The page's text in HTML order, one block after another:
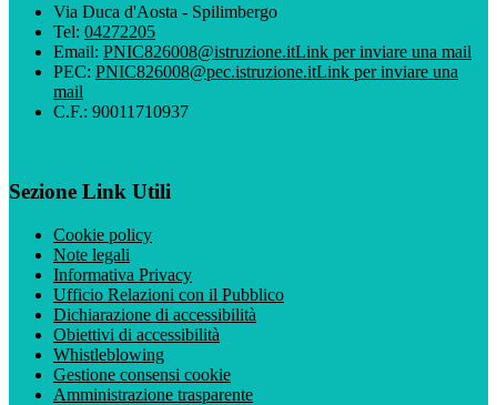
Via Duca d'Aosta - Spilimbergo
Tel: 04272205
Email: PNIC826008@istruzione.itLink per inviare una mail
PEC: PNIC826008@pec.istruzione.itLink per inviare una
mail
C.F.: 90011710937
Sezione Link Utili
Cookie policy
Note legali
Informativa Privacy
Ufficio Relazioni con il Pubblico
Dichiarazione di accessibilità
Obiettivi di accessibilità
Whistleblowing
Gestione consensi cookie
Amministrazione trasparente